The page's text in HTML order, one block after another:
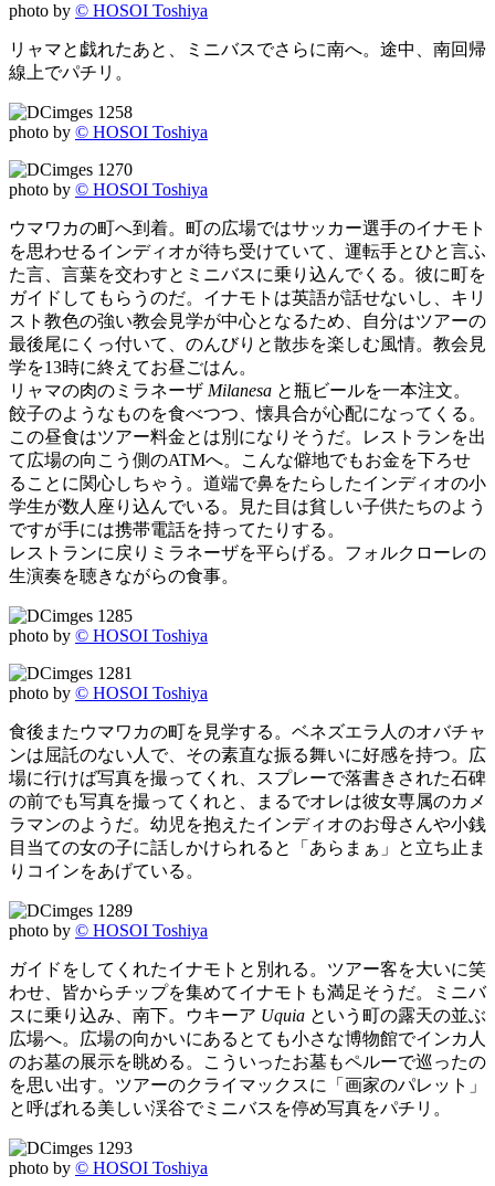
photo by © HOSOI Toshiya
リャマと戯れたあと、ミニバスでさらに南へ。途中、南回帰
線上でパチリ。
photo by © HOSOI Toshiya
photo by © HOSOI Toshiya
ウマワカの町へ到着。町の広場ではサッカー選手のイナモト
を思わせるインディオが待ち受けていて、運転手とひと言ふ
た言、言葉を交わすとミニバスに乗り込んでくる。彼に町を
ガイドしてもらうのだ。イナモトは英語が話せないし、キリ
スト教色の強い教会見学が中心となるため、自分はツアーの
最後尾にくっ付いて、のんびりと散歩を楽しむ風情。教会見
学を13時に終えてお昼ごはん。
リャマの肉のミラネーザ Milanesa と瓶ビールを一本注文。
餃子のようなものを食べつつ、懐具合が心配になってくる。
この昼食はツアー料金とは別になりそうだ。レストランを出
て広場の向こう側のATMへ。こんな僻地でもお金を下ろせ
ることに関心しちゃう。道端で鼻をたらしたインディオの小
学生が数人座り込んでいる。見た目は貧しい子供たちのよう
ですが手には携帯電話を持ってたりする。
レストランに戻りミラネーザを平らげる。フォルクローレの
生演奏を聴きながらの食事。
photo by © HOSOI Toshiya
photo by © HOSOI Toshiya
食後またウマワカの町を見学する。ベネズエラ人のオバチャ
ンは屈託のない人で、その素直な振る舞いに好感を持つ。広
場に行けば写真を撮ってくれ、スプレーで落書きされた石碑
の前でも写真を撮ってくれと、まるでオレは彼女専属のカメ
ラマンのようだ。幼児を抱えたインディオのお母さんや小銭
目当ての女の子に話しかけられると「あらまぁ」と立ち止ま
りコインをあげている。
photo by © HOSOI Toshiya
ガイドをしてくれたイナモトと別れる。ツアー客を大いに笑
わせ、皆からチップを集めてイナモトも満足そうだ。ミニバ
スに乗り込み、南下。ウキーア Uquia という町の露天の並ぶ
広場へ。広場の向かいにあるとても小さな博物館でインカ人
のお墓の展示を眺める。こういったお墓もペルーで巡ったの
を思い出す。ツアーのクライマックスに「画家のパレット」
と呼ばれる美しい渓谷でミニバスを停め写真をパチリ。
photo by © HOSOI Toshiya